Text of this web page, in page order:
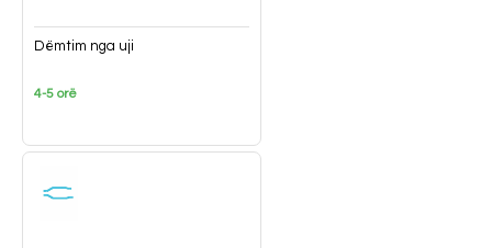
Dëmtim nga uji
4-5 orë